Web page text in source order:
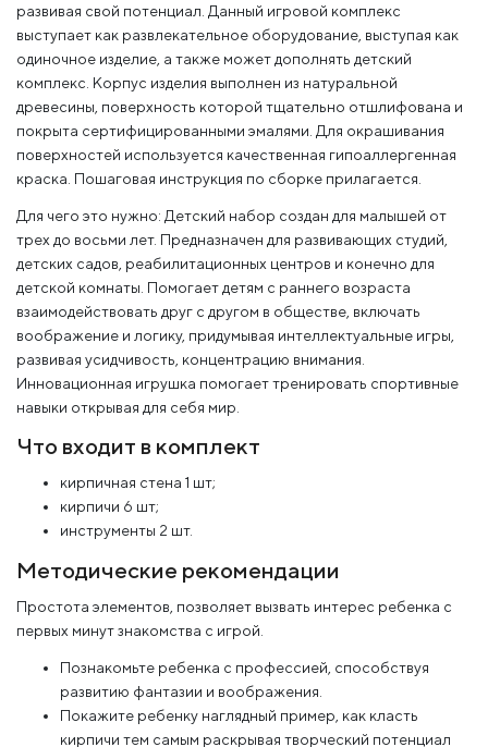
развивая свой потенциал. Данный игровой комплекс
выступает как развлекательное оборудование, выступая как
одиночное изделие, а также может дополнять детский
комплекс. Корпус изделия выполнен из натуральной
древесины, поверхность которой тщательно отшлифована и
покрыта сертифицированными эмалями. Для окрашивания
поверхностей используется качественная гипоаллергенная
краска. Пошаговая инструкция по сборке прилагается.
Для чего это нужно: Детский набор создан для малышей от
трех до восьми лет. Предназначен для развивающих студий,
детских садов, реабилитационных центров и конечно для
детской комнаты. Помогает детям с раннего возраста
взаимодействовать друг с другом в обществе, включать
воображение и логику, придумывая интеллектуальные игры,
развивая усидчивость, концентрацию внимания.
Инновационная игрушка помогает тренировать спортивные
навыки открывая для себя мир.
Что входит в комплект
кирпичная стена 1 шт;
кирпичи 6 шт;
инструменты 2 шт.
Методические рекомендации
Простота элементов, позволяет вызвать интерес ребенка с
первых минут знакомства с игрой.
Познакомьте ребенка с профессией, способствуя
развитию фантазии и воображения.
Покажите ребенку наглядный пример, как класть
кирпичи тем самым раскрывая творческий потенциал